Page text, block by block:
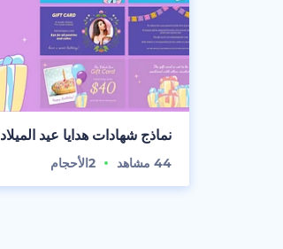
نماذج شهادات هدايا عيد الميلاد
44 مشاهد 2الأحجام